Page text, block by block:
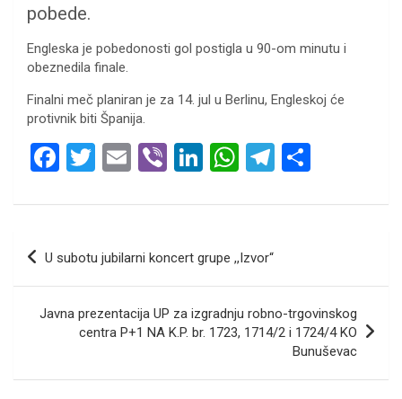
pobede.
Engleska je pobedonosti gol postigla u 90-om minutu i
obeznedila finale.
Finalni meč planiran je za 14. jul u Berlinu, Engleskoj će
protivnik biti Španija.
F
ce
b
o
k
T
tt
er
E
ail
Vi
er
Li
ke
n
W
at
s
A
p
T
e
m
ar
Кретање
U subotu jubilarni koncert grupe ,,Izvor“
Javna prezentacija UP za izgradnju robno-trgovinskog
centra P+1 NA K.P. br. 1723, 1714/2 i 1724/4 KO
Bunuševac